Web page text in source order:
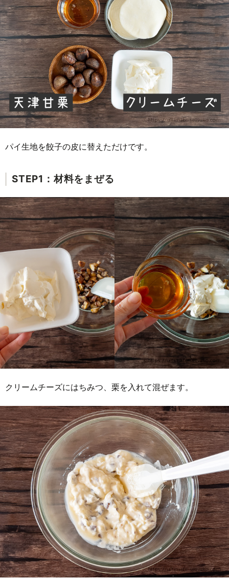
パイ生地を餃子の皮に替えただけです。
STEP1：材料をまぜる
クリームチーズにはちみつ、栗を入れて混ぜます。